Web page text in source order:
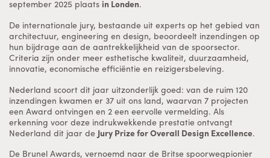
september 2025 plaats in Londen.
De internationale jury, bestaande uit experts op het gebied van
architectuur, engineering en design, beoordeelt inzendingen op
hun bijdrage aan de aantrekkelijkheid van de spoorsector.
Criteria zijn onder meer esthetische kwaliteit, duurzaamheid,
innovatie, economische efficiëntie en reizigersbeleving.
Nederland scoort dit jaar uitzonderlijk goed: van de ruim 120
inzendingen kwamen er 37 uit ons land, waarvan 7 projecten
een Award ontvingen en 2 een eervolle vermelding. Als
erkenning voor deze indrukwekkende prestatie ontvangt
Nederland dit jaar de Jury Prize for Overall Design Excellence.
De Brunel Awards, vernoemd naar de Britse spoorwegpionier